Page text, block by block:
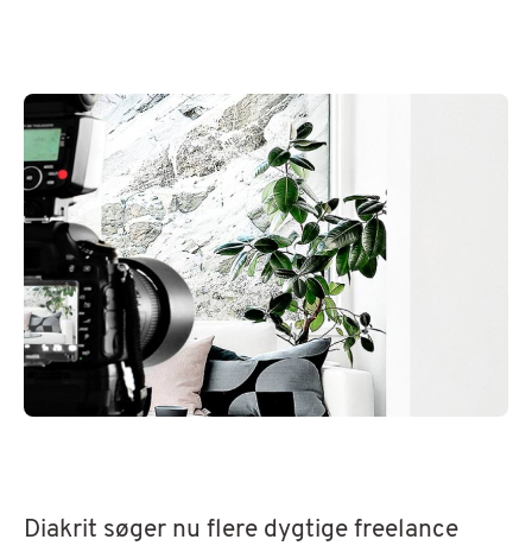
Diakrit søger nu flere dygtige freelance